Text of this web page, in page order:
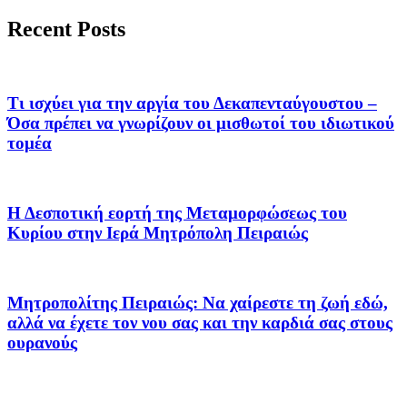
Recent Posts
Τι ισχύει για την αργία του Δεκαπενταύγουστου –
Όσα πρέπει να γνωρίζουν οι μισθωτοί του ιδιωτικού
τομέα
Η Δεσποτική εορτή της Μεταμορφώσεως του
Κυρίου στην Ιερά Μητρόπολη Πειραιώς
Μητροπολίτης Πειραιώς: Να χαίρεστε τη ζωή εδώ,
αλλά να έχετε τον νου σας και την καρδιά σας στους
ουρανούς